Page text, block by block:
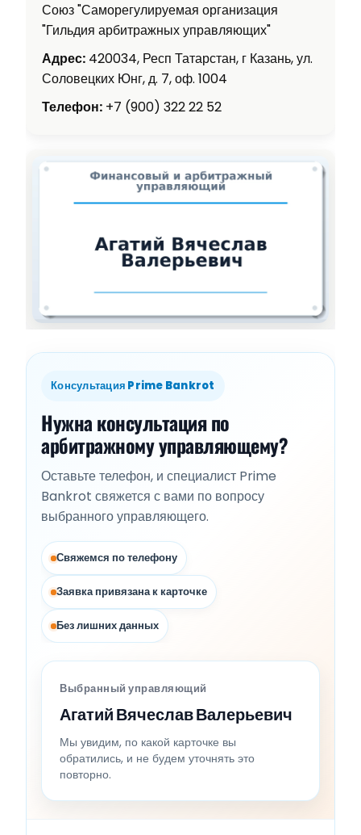
Союз "Саморегулируемая организация
"Гильдия арбитражных управляющих"
Адрес: 420034, Респ Татарстан, г Казань, ул.
Соловецких Юнг, д. 7, оф. 1004
Телефон: +7 (900) 322 22 52
Консультация Prime Bankrot
Нужна консультация по
арбитражному управляющему?
Оставьте телефон, и специалист Prime
Bankrot свяжется с вами по вопросу
выбранного управляющего.
Свяжемся по телефону
Заявка привязана к карточке
Без лишних данных
Выбранный управляющий
Агатий Вячеслав Валерьевич
Мы увидим, по какой карточке вы
обратились, и не будем уточнять это
повторно.